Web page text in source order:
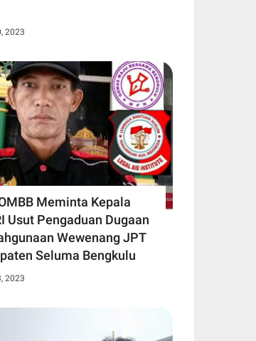
2023
Meminta Kepala
Usut Pengaduan Dugaan
Wewenang JPT
Seluma Bengkulu
2023